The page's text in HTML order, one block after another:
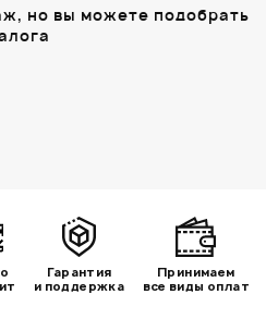
но вы можете подобрать
Гарантия
и поддержка
Принимаем
все виды оплат